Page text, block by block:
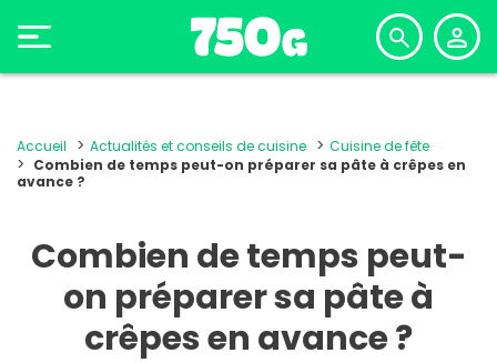
Accueil Actualités et conseils de cuisine
Cuisine de fête
Combien de temps peut-on préparer sa pâte à crêpes en
avance ?
Combien de temps peut-
on préparer sa pâte à
crêpes en avance ?